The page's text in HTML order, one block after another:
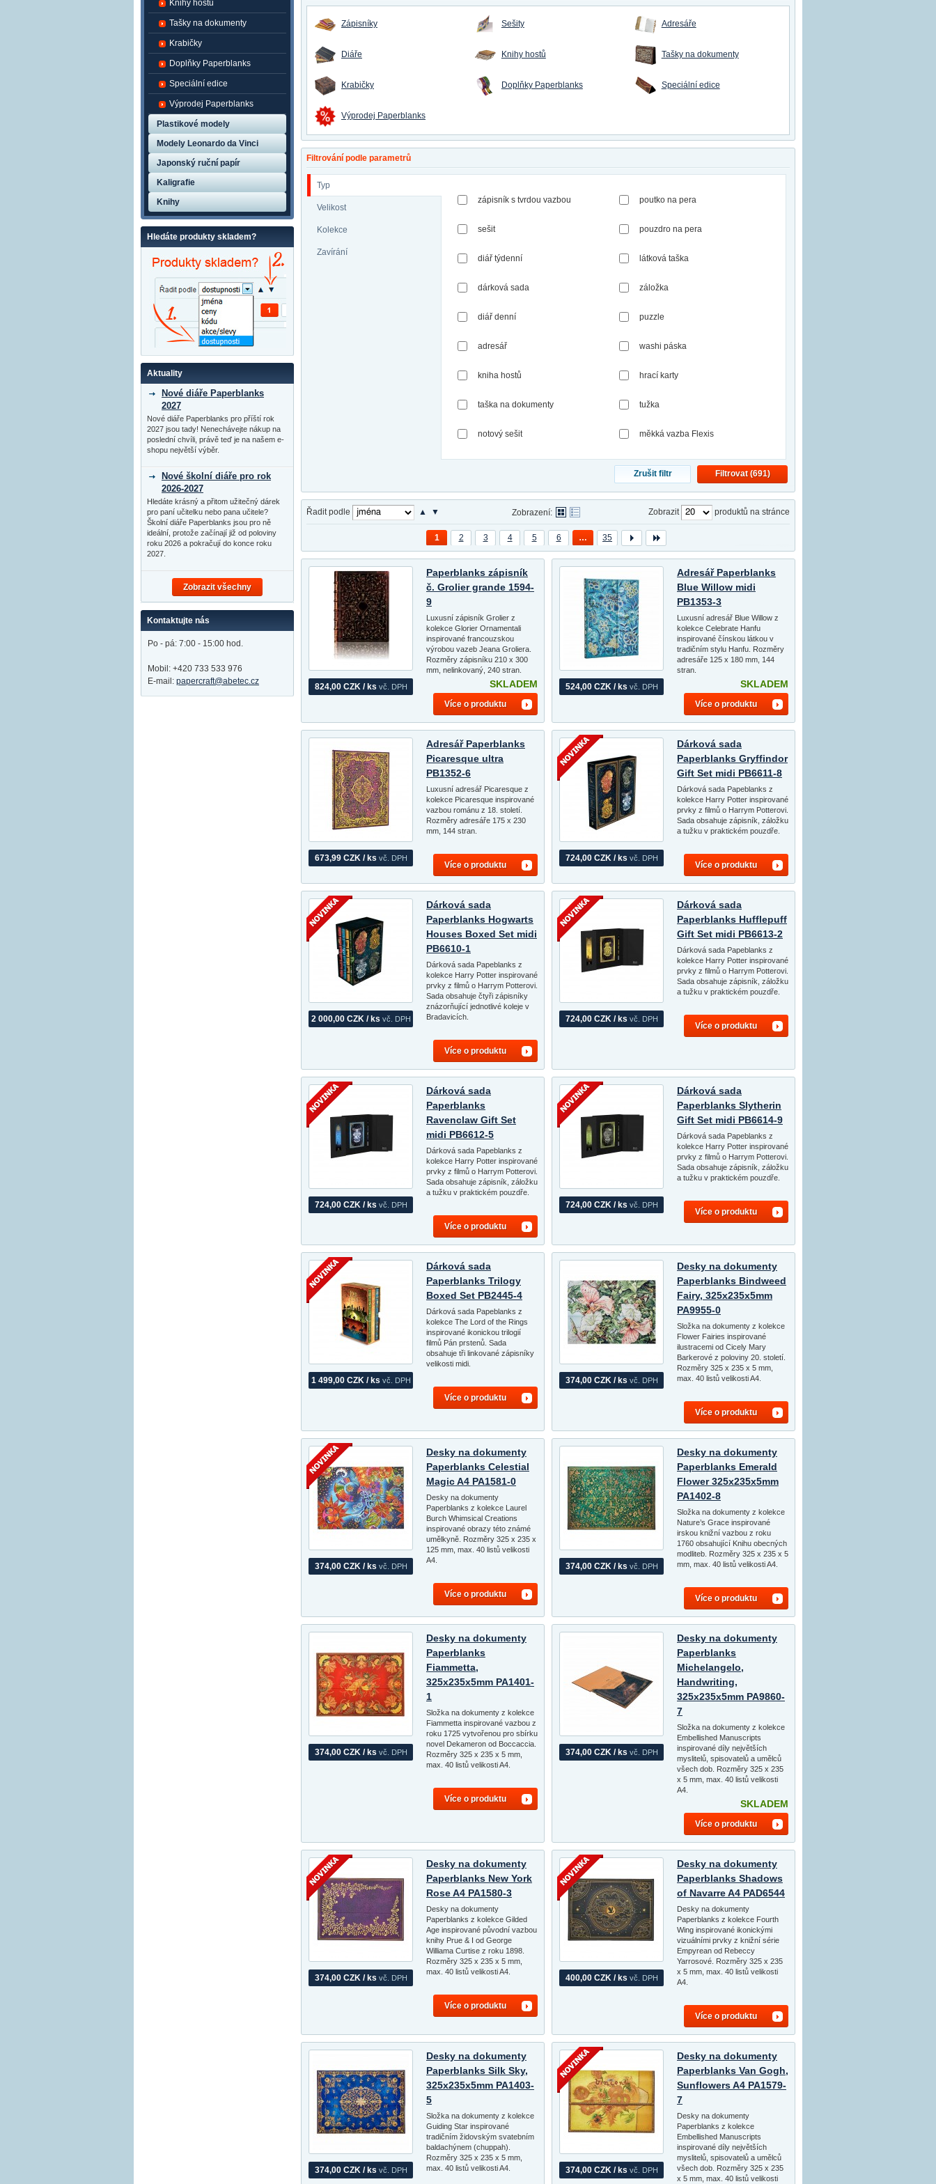
Zápisníky Sešity Adresáře
Diáře Knihy hostů Tašky na dokumenty
Krabičky Doplňky Paperblanks Speciální edice
Výprodej Paperblanks
Filtrování podle parametrů
Typ
Velikost
Kolekce
Zavírání
zápisník s tvrdou vazbou
sešit
diář týdenní
dárková sada
diář denní
adresář
kniha hostů
taška na dokumenty
notový sešit
poutko na pera
pouzdro na pera
látková taška
záložka
puzzle
washi páska
hrací karty
tužka
měkká vazba Flexis
Zrušit filtr Filtrovat (691)
Řadit podle ▲ ▼ Zobrazení: Zobrazit produktů na stránce
1 2 3 4 5 6 … 35
824,00 CZK / ks vč. DPH
Paperblanks zápisník
č. Grolier grande 1594-
9
Luxusní zápisník Grolier z
kolekce Glorier Ornamentali
inspirované francouzskou
výrobou vazeb Jeana Groliera.
Rozměry zápisníku 210 x 300
mm, nelinkovaný, 240 stran.
SKLADEM
Více o produktu
524,00 CZK / ks vč. DPH
Adresář Paperblanks
Blue Willow midi
PB1353-3
Luxusní adresář Blue Willow z
kolekce Celebrate Hanfu
inspirované čínskou látkou v
tradičním stylu Hanfu. Rozměry
adresáře 125 x 180 mm, 144
stran.
SKLADEM
Více o produktu
673,99 CZK / ks vč. DPH
Adresář Paperblanks
Picaresque ultra
PB1352-6
Luxusní adresář Picaresque z
kolekce Picaresque inspirované
vazbou románu z 18. století.
Rozměry adresáře 175 x 230
mm, 144 stran.
Více o produktu
724,00 CZK / ks vč. DPH
Dárková sada
Paperblanks Gryffindor
Gift Set midi PB6611-8
Dárková sada Papeblanks z
kolekce Harry Potter inspirované
prvky z filmů o Harrym Potterovi.
Sada obsahuje zápisník, záložku
a tužku v praktickém pouzdře.
Více o produktu
2 000,00 CZK / ks vč. DPH
Dárková sada
Paperblanks Hogwarts
Houses Boxed Set midi
PB6610-1
Dárková sada Papeblanks z
kolekce Harry Potter inspirované
prvky z filmů o Harrym Potterovi.
Sada obsahuje čtyři zápisníky
znázorňující jednotlivé koleje v
Bradavicích.
Více o produktu
724,00 CZK / ks vč. DPH
Dárková sada
Paperblanks Hufflepuff
Gift Set midi PB6613-2
Dárková sada Papeblanks z
kolekce Harry Potter inspirované
prvky z filmů o Harrym Potterovi.
Sada obsahuje zápisník, záložku
a tužku v praktickém pouzdře.
Více o produktu
724,00 CZK / ks vč. DPH
Dárková sada
Paperblanks
Ravenclaw Gift Set
midi PB6612-5
Dárková sada Papeblanks z
kolekce Harry Potter inspirované
prvky z filmů o Harrym Potterovi.
Sada obsahuje zápisník, záložku
a tužku v praktickém pouzdře.
Více o produktu
724,00 CZK / ks vč. DPH
Dárková sada
Paperblanks Slytherin
Gift Set midi PB6614-9
Dárková sada Papeblanks z
kolekce Harry Potter inspirované
prvky z filmů o Harrym Potterovi.
Sada obsahuje zápisník, záložku
a tužku v praktickém pouzdře.
Více o produktu
1 499,00 CZK / ks vč. DPH
Dárková sada
Paperblanks Trilogy
Boxed Set PB2445-4
Dárková sada Papeblanks z
kolekce The Lord of the Rings
inspirované ikonickou trilogií
filmů Pán prstenů. Sada
obsahuje tři linkované zápisníky
velikosti midi.
Více o produktu
374,00 CZK / ks vč. DPH
Desky na dokumenty
Paperblanks Bindweed
Fairy, 325x235x5mm
PA9955-0
Složka na dokumenty z kolekce
Flower Fairies inspirované
ilustracemi od Cicely Mary
Barkerové z poloviny 20. století.
Rozměry 325 x 235 x 5 mm,
max. 40 listů velikosti A4.
Více o produktu
374,00 CZK / ks vč. DPH
Desky na dokumenty
Paperblanks Celestial
Magic A4 PA1581-0
Desky na dokumenty
Paperblanks z kolekce Laurel
Burch Whimsical Creations
inspirované obrazy této známé
umělkyně. Rozměry 325 x 235 x
125 mm, max. 40 listů velikosti
A4.
Více o produktu
374,00 CZK / ks vč. DPH
Desky na dokumenty
Paperblanks Emerald
Flower 325x235x5mm
PA1402-8
Složka na dokumenty z kolekce
Nature’s Grace inspirované
irskou knižní vazbou z roku
1760 obsahující Knihu obecných
modliteb. Rozměry 325 x 235 x 5
mm, max. 40 listů velikosti A4.
Více o produktu
374,00 CZK / ks vč. DPH
Desky na dokumenty
Paperblanks
Fiammetta,
325x235x5mm PA1401-
1
Složka na dokumenty z kolekce
Fiammetta inspirované vazbou z
roku 1725 vytvořenou pro sbírku
novel Dekameron od Boccaccia.
Rozměry 325 x 235 x 5 mm,
max. 40 listů velikosti A4.
Více o produktu
374,00 CZK / ks vč. DPH
Desky na dokumenty
Paperblanks
Michelangelo,
Handwriting,
325x235x5mm PA9860-
7
Složka na dokumenty z kolekce
Embellished Manuscripts
inspirované díly největších
myslitelů, spisovatelů a umělců
všech dob. Rozměry 325 x 235
x 5 mm, max. 40 listů velikosti
A4.
SKLADEM
Více o produktu
374,00 CZK / ks vč. DPH
Desky na dokumenty
Paperblanks New York
Rose A4 PA1580-3
Desky na dokumenty
Paperblanks z kolekce Gilded
Age inspirované původní vazbou
knihy Prue & I od George
Williama Curtise z roku 1898.
Rozměry 325 x 235 x 5 mm,
max. 40 listů velikosti A4.
Více o produktu
400,00 CZK / ks vč. DPH
Desky na dokumenty
Paperblanks Shadows
of Navarre A4 PAD6544
Desky na dokumenty
Paperblanks z kolekce Fourth
Wing inspirované ikonickými
vizuálními prvky z knižní série
Empyrean od Rebeccy
Yarrosové. Rozměry 325 x 235
x 5 mm, max. 40 listů velikosti
A4.
Více o produktu
374,00 CZK / ks vč. DPH
Desky na dokumenty
Paperblanks Silk Sky,
325x235x5mm PA1403-
5
Složka na dokumenty z kolekce
Guiding Star inspirované
tradičním židovským svatebním
baldachýnem (chuppah).
Rozměry 325 x 235 x 5 mm,
max. 40 listů velikosti A4.
374,00 CZK / ks vč. DPH
Desky na dokumenty
Paperblanks Van Gogh,
Sunflowers A4 PA1579-
7
Desky na dokumenty
Paperblanks z kolekce
Embellished Manuscripts
inspirované díly největších
myslitelů, spisovatelů a umělců
všech dob. Rozměry 325 x 235
x 5 mm, max. 40 listů velikosti
Knihy hostů
Tašky na dokumenty
Krabičky
Doplňky Paperblanks
Speciální edice
Výprodej Paperblanks
Plastikové modely
Modely Leonardo da Vinci
Japonský ruční papír
Kaligrafie
Knihy
Hledáte produkty skladem?
Aktuality
Nové diáře Paperblanks
2027
Nové diáře Paperblanks pro příští rok
2027 jsou tady! Nenechávejte nákup na
poslední chvíli, právě teď je na našem e-
shopu největší výběr.
Nové školní diáře pro rok
2026-2027
Hledáte krásný a přitom užitečný dárek
pro paní učitelku nebo pana učitele?
Školní diáře Paperblanks jsou pro ně
ideální, protože začínají již od poloviny
roku 2026 a pokračují do konce roku
2027.
Zobrazit všechny
Kontaktujte nás
Po - pá: 7:00 - 15:00 hod.
Mobil: +420 733 533 976
E-mail: papercraft@abetec.cz